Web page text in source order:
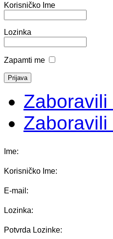
Korisničko Ime
Lozinka
Zapamti me
Ime:
Korisničko Ime:
E-mail:
Lozinka:
Potvrda Lozinke: